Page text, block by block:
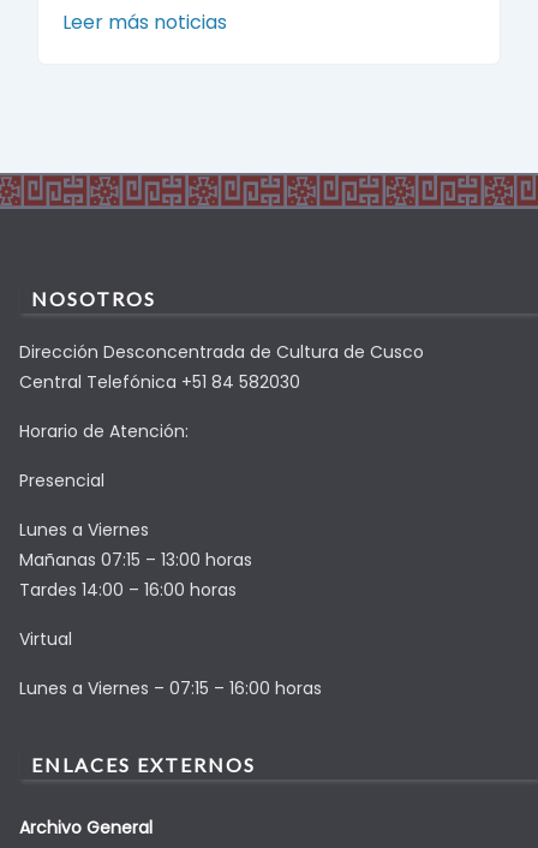
Leer más noticias
NOSOTROS
Dirección Desconcentrada de Cultura de Cusco
Central Telefónica +51 84 582030
Horario de Atención:
Presencial
Lunes a Viernes
Mañanas 07:15 – 13:00 horas
Tardes 14:00 – 16:00 horas
Virtual
Lunes a Viernes – 07:15 – 16:00 horas
ENLACES EXTERNOS
Archivo General